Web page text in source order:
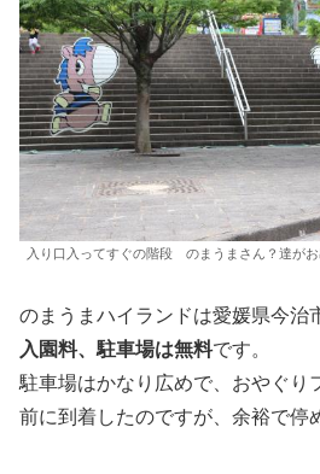
入り口入ってすぐの階段 のまうまさん？達がお
のまうまハイランドは愛媛県今治
入園料、駐車場は無料です。
駐車場はかなり広めで、おやぐり
前に到着したのですが、余裕で停